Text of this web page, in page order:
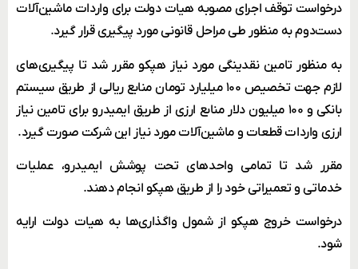
درخواست توقف اجرای مصوبه هیات دولت برای واردات ماشین‌آلات
دست‌دوم به منظور طی مراحل قانونی مورد پیگیری قرار گیرد.
به منظور تامین نقدینگی مورد نیاز هپکو مقرر شد تا پیگیری‌های
لازم جهت تخصیص ۱۰۰ میلیارد تومان منابع ریالی از طریق سیستم
بانکی و ۱۰۰ میلیون دلار منابع ارزی از طریق ایمیدرو برای تامین نیاز
ارزی واردات قطعات و ماشین‌آلات مورد نیاز این شرکت صورت گیرد.
مقرر شد تا تمامی واحدهای تحت پوشش ایمیدرو، عملیات
خدماتی و تعمیراتی خود را از طریق هپکو انجام دهند.
درخواست خروج هپکو از شمول واگذاری‌ها به هیات دولت ارایه
شود.